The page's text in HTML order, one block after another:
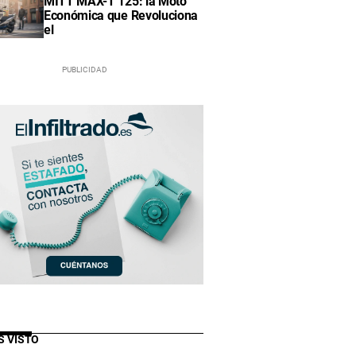
Económica que Revoluciona
el
VISTO